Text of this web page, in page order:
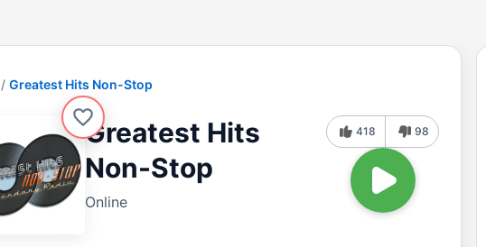
Greatest Hits Non-Stop
Greatest Hits
Non-Stop
Online
418 98